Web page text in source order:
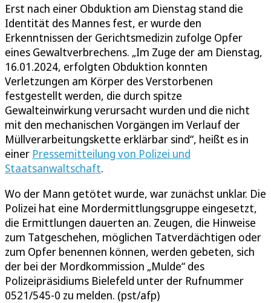
Erst nach einer Obduktion am Dienstag stand die
Identität des Mannes fest, er wurde den
Erkenntnissen der Gerichtsmedizin zufolge Opfer
eines Gewaltverbrechens. „Im Zuge der am Dienstag,
16.01.2024, erfolgten Obduktion konnten
Verletzungen am Körper des Verstorbenen
festgestellt werden, die durch spitze
Gewalteinwirkung verursacht wurden und die nicht
mit den mechanischen Vorgängen im Verlauf der
Müllverarbeitungskette erklärbar sind“, heißt es in
einer Pressemitteilung von Polizei und
Staatsanwaltschaft.
Wo der Mann getötet wurde, war zunächst unklar. Die
Polizei hat eine Mordermittlungsgruppe eingesetzt,
die Ermittlungen dauerten an. Zeugen, die Hinweise
zum Tatgeschehen, möglichen Tatverdächtigen oder
zum Opfer benennen können, werden gebeten, sich
der bei der Mordkommission „Mulde“ des
Polizeipräsidiums Bielefeld unter der Rufnummer
0521/545-0 zu melden. (pst/afp)